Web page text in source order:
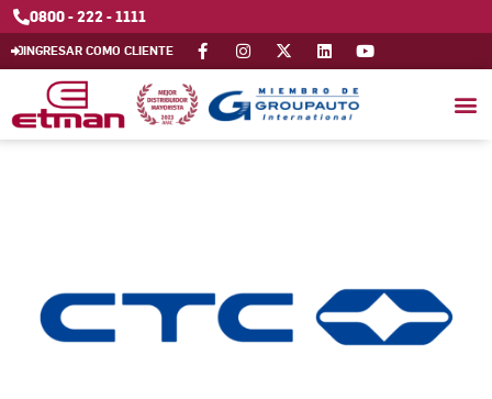
0800 - 222 - 1111
INGRESAR COMO CLIENTE